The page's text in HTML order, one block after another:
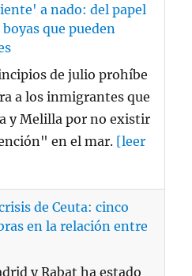
a nado: del papel
que pueden
de julio prohíbe
a los inmigrantes que
y Melilla por no existir
en el mar. [leer
de Ceuta: cinco
en la relación entre
y Rabat ha estado